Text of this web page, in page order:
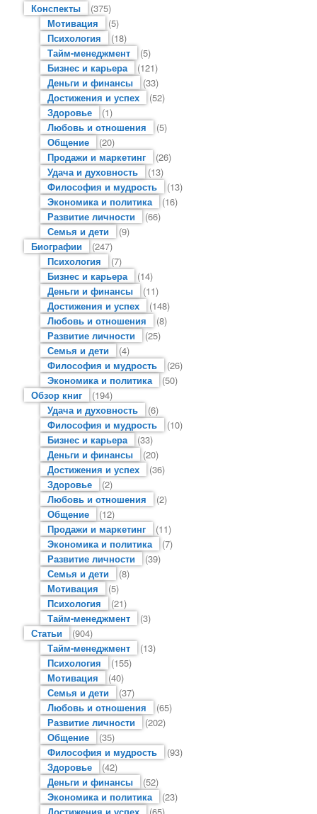
Конспекты
(375)
Мотивация
(5)
Психология
(18)
Тайм-менеджмент
(5)
Бизнес и карьера
(121)
Деньги и финансы
(33)
Достижения и успех
(52)
Здоровье
(1)
Любовь и отношения
(5)
Общение
(20)
Продажи и маркетинг
(26)
Удача и духовность
(13)
Философия и мудрость
(13)
Экономика и политика
(16)
Развитие личности
(66)
Семья и дети
(9)
Биографии
(247)
Психология
(7)
Бизнес и карьера
(14)
Деньги и финансы
(11)
Достижения и успех
(148)
Любовь и отношения
(8)
Развитие личности
(25)
Семья и дети
(4)
Философия и мудрость
(26)
Экономика и политика
(50)
Обзор книг
(194)
Удача и духовность
(6)
Философия и мудрость
(10)
Бизнес и карьера
(33)
Деньги и финансы
(20)
Достижения и успех
(36)
Здоровье
(2)
Любовь и отношения
(2)
Общение
(12)
Продажи и маркетинг
(11)
Экономика и политика
(7)
Развитие личности
(39)
Семья и дети
(8)
Мотивация
(5)
Психология
(21)
Тайм-менеджмент
(3)
Статьи
(904)
Тайм-менеджмент
(13)
Психология
(155)
Мотивация
(40)
Семья и дети
(37)
Любовь и отношения
(65)
Развитие личности
(202)
Общение
(35)
Философия и мудрость
(93)
Здоровье
(42)
Деньги и финансы
(52)
Экономика и политика
(23)
Достижения и успех
(65)